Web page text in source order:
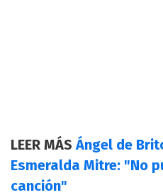
LEER MÁS Ángel de
Esmeralda Mitre: "No
canción"